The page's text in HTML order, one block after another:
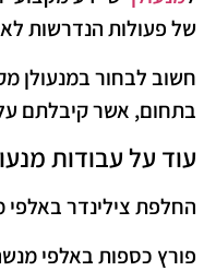
של פעולות הנדרשות
חשוב לבחור במנעולן
בתחום, אשר קיבלתם
עוד על עבודות
החלפת צילינדרבאלפי
פורץ כספותבאלפי